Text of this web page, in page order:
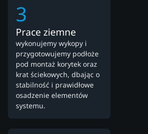
3
Prace ziemne
wykonujemy wykopy i
przygotowujemy podłoże
pod montaż korytek oraz
krat ściekowych, dbając o
stabilność i prawidłowe
osadzenie elementów
systemu.